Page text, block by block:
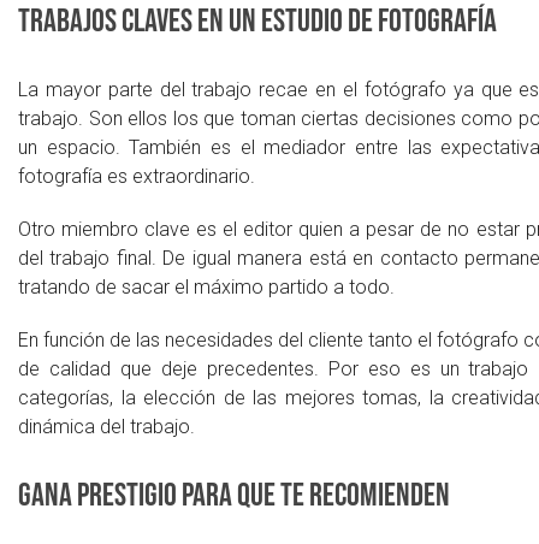
Trabajos claves en un estudio de fotografía
La mayor parte del trabajo recae en el fotógrafo ya que
trabajo. Son ellos los que toman ciertas decisiones como
un espacio. También es el mediador entre las
fotografía es extraordinario.
Otro miembro clave es el editor quien a pesar de no estar
del trabajo final. De igual manera está en contacto
tratando de sacar el máximo partido a todo.
En función de las necesidades del cliente tanto el fotógrafo
de calidad que deje precedentes. Por eso es un
categorías, la elección de las mejores tomas, la
dinámica del trabajo.
Gana prestigio para que te recomienden